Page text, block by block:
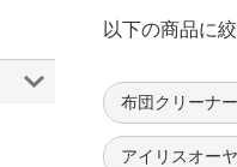
以下の商品に
布団クリーナ
アイリスオー